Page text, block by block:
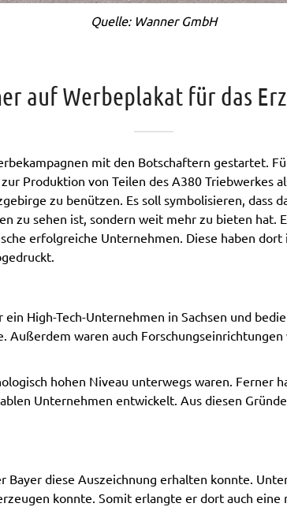
Quelle: Wanner GmbH
auf Werbeplakat für das
mit den Botschaftern gestartet.
Produktion von Teilen des A380 Triebwerkes
zu benützen. Es soll symbolisieren, dass
zu sehen ist, sondern weit mehr zu bieten
erfolgreiche Unternehmen. Diese haben
High-Tech-Unternehmen in Sachsen und
Außerdem waren auch
hohen Niveau unterwegs waren. Ferner
Unternehmen entwickelt. Aus diesen
Bayer diese Auszeichnung erhalten konnte.
konnte. Somit erlangte er dort auch